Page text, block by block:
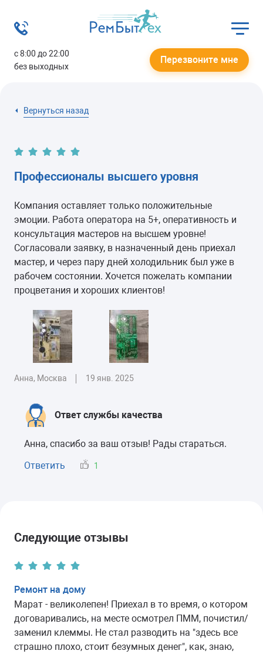
с 8:00 до 22:00
без выходных
Перезвоните мне
Вернуться назад
Профессионалы высшего уровня
Компания оставляет только положительные
эмоции. Работа оператора на 5+, оперативность и
консультация мастеров на высшем уровне!
Согласовали заявку, в назначенный день приехал
мастер, и через пару дней холодильник был уже в
рабочем состоянии. Хочется пожелать компании
процветания и хороших клиентов!
Анна, Москва 19 янв. 2025
Ответ службы качества
Анна, спасибо за ваш отзыв! Рады стараться.
Ответить
1
Следующие отзывы
Ремонт на дому
Марат - великолепен! Приехал в то время, о котором
договаривались, на месте осмотрел ПММ, почистил/
заменил клеммы. Не стал разводить на "здесь все
страшно плохо, стоит безумных денег", как, знаю,